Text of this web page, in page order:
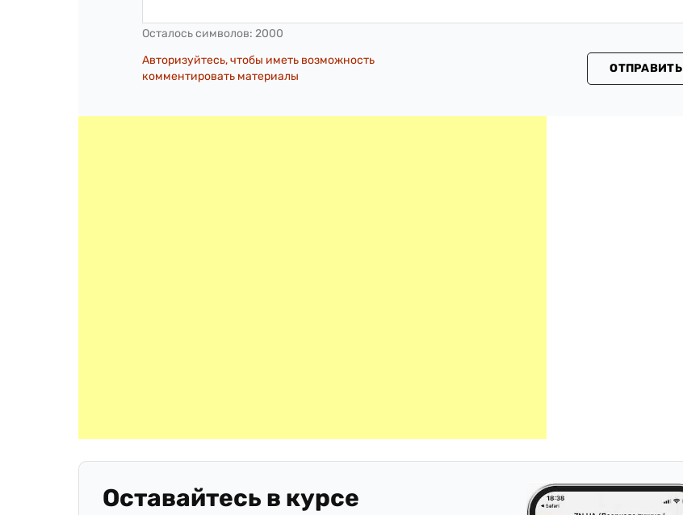
Осталось символов: 2000
Авторизуйтесь, чтобы иметь возможность
комментировать материалы
ОТПРАВИТЬ
Оставайтесь в курсе